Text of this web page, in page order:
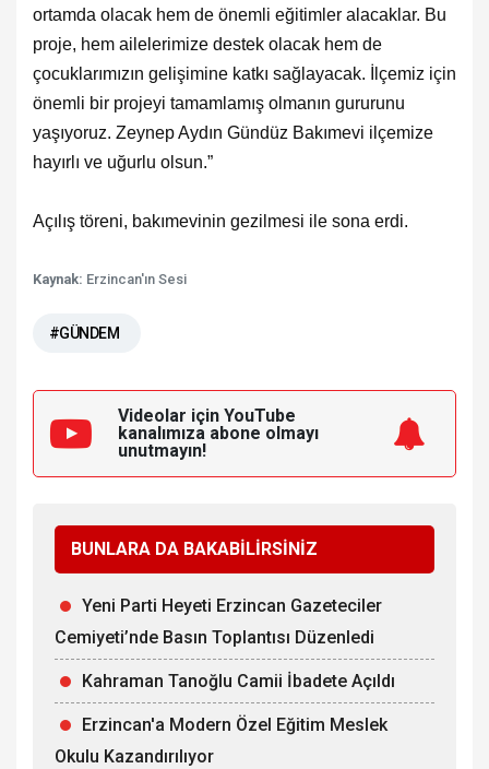
ortamda olacak hem de önemli eğitimler alacaklar. Bu
proje, hem ailelerimize destek olacak hem de
çocuklarımızın gelişimine katkı sağlayacak. İlçemiz için
önemli bir projeyi tamamlamış olmanın gururunu
yaşıyoruz. Zeynep Aydın Gündüz Bakımevi ilçemize
hayırlı ve uğurlu olsun.”
Açılış töreni, bakımevinin gezilmesi i le sona erdi.
Kaynak: Erzincan'ın Sesi
#GÜNDEM
Videolar için YouTube
kanalımıza abone olmayı
unutmayın!
BUNLARA DA BAKABİLİRSİNİZ
Yeni Parti Heyeti Erzincan Gazeteciler
Cemiyeti’nde Basın Toplantısı Düzenledi
Kahraman Tanoğlu Camii İbadete Açıldı
Erzincan'a Modern Özel Eğitim Meslek
Okulu Kazandırılıyor